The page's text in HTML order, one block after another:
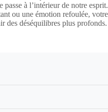
à l’intérieur de notre
ou une émotion refoulée,
déséquilibres plus